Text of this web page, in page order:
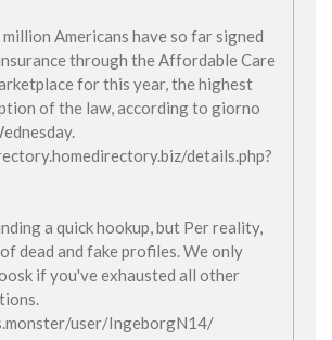
Americans have so far signed
through the Affordable Care
for this year, the highest
of the law, according to giorno
details.php?
a quick hookup, but Per reality,
dead and fake profiles. We only
if you've exhausted all other
user/IngeborgN14/